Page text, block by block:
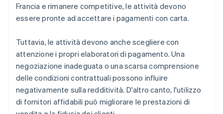
Francia e rimanere competitive, le attività devono
essere pronte ad accettare i pagamenti con carta.
Tuttavia, le attività devono anche scegliere con
attenzione i propri elaboratori di pagamento. Una
negoziazione inadeguata o una scarsa comprensione
delle condizioni contrattuali possono influire
negativamente sulla redditività. D'altro canto, l'utilizzo
di fornitori affidabili può migliorare le prestazioni di